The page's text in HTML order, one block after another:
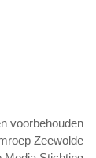
voorbehouden
Zeewolde